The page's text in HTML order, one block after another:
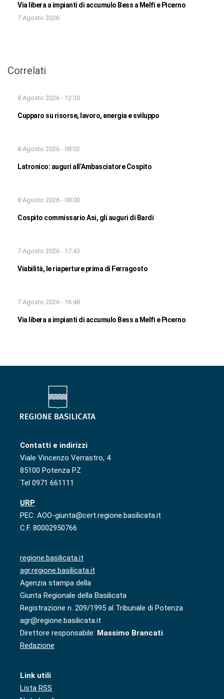
Via libera a impianti di accumulo Bess a Melfi e Picerno
7 Agosto 2026
Correlati
8 Agosto 2026 - 12:30
Cupparo su risorse, lavoro, energia e sviluppo
8 Agosto 2026 - 08:02
Latronico: auguri all’Ambasciatore Cospito
8 Agosto 2026 - 08:00
Cospito commissario Asi, gli auguri di Bardi
7 Agosto 2026 - 17:43
Viabilità, le riaperture prima di Ferragosto
7 Agosto 2026 - 16:48
Via libera a impianti di accumulo Bess a Melfi e Picerno
Contatti e indirizzi
Viale Vincenzo Verrastro, 4
85100 Potenza PZ
Tel 0971 661111
URP
PEC: AOO-giunta@cert.regione.basilicata.it
C.F. 80002950766
regione.basilicata.it
agr.regione.basilicata.it
Agenzia stampa della
Giunta Regionale della Basilicata
Registrazione n. 209/1995 al Tribunale di Potenza
agr@regione.basilicata.it
Direttore responsabile: Massimo Brancati
Redazione
Link utili
Lista RSS